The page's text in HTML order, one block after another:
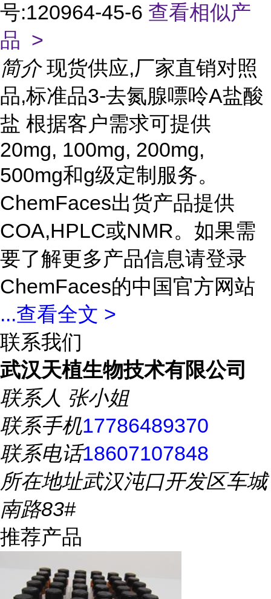
号:120964-45-6 查看相似产
品 >
简介 现货供应,厂家直销对照
品,标准品3-去氮腺嘌呤A盐酸
盐 根据客户需求可提供
20mg, 100mg, 200mg,
500mg和g级定制服务。
ChemFaces出货产品提供
COA,HPLC或NMR。如果需
要了解更多产品信息请登录
ChemFaces的中国官方网站
...查看全文 >
联系我们
武汉天植生物技术有限公司
联系人 张小姐
联系手机17786489370
联系电话18607107848
所在地址武汉沌口开发区车城
南路83#
推荐产品